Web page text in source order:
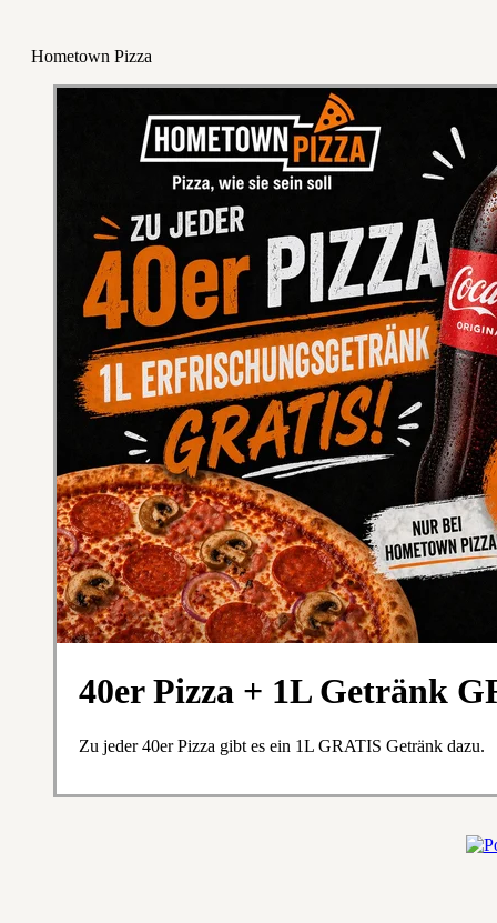
Hometown Pizza
40er Pizza + 1L Getränk
Zu jeder 40er Pizza gibt es ein 1L GRATIS Getränk dazu.